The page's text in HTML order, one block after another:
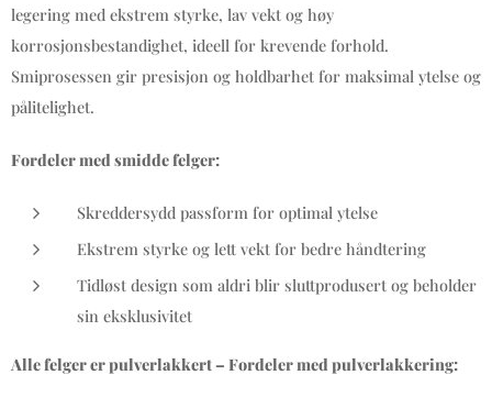
legering med ekstrem styrke, lav vekt og høy
korrosjonsbestandighet, ideell for krevende forhold.
Smiprosessen gir presisjon og holdbarhet for maksimal ytelse og
pålitelighet.
Fordeler med smidde felger:
Skreddersydd passform for optimal ytelse
Ekstrem styrke og lett vekt for bedre håndtering
Tidløst design som aldri blir sluttprodusert og beholder
sin eksklusivitet
Alle felger er pulverlakkert – Fordeler med pulverlakkering: